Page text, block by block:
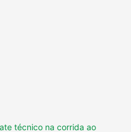
técnico na corrida ao